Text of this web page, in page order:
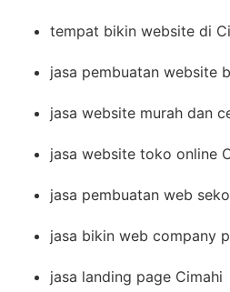
tempat bikin website di
jasa pembuatan website
jasa website murah dan
jasa website toko online
jasa pembuatan web
jasa bikin web company
jasa landing page Cimahi